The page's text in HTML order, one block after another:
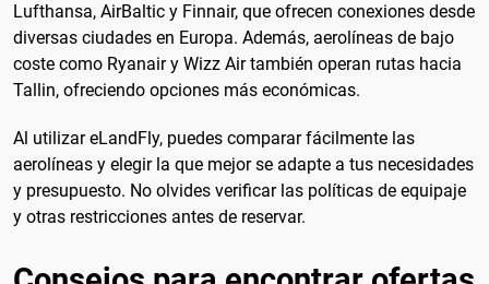
Lufthansa, AirBaltic y Finnair, que ofrecen conexiones desde
diversas ciudades en Europa. Además, aerolíneas de bajo
coste como Ryanair y Wizz Air también operan rutas hacia
Tallin, ofreciendo opciones más económicas.
Al utilizar eLandFly, puedes comparar fácilmente las
aerolíneas y elegir la que mejor se adapte a tus necesidades
y presupuesto. No olvides verificar las políticas de equipaje
y otras restricciones antes de reservar.